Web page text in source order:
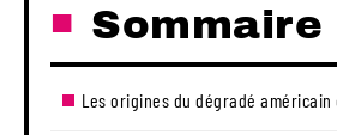
Sommaire
Les origines du dégradé